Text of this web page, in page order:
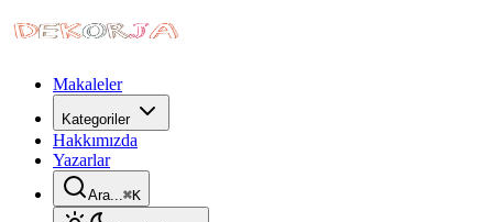
Makaleler
Kategoriler
Hakkımızda
Yazarlar
Ara...⌘K